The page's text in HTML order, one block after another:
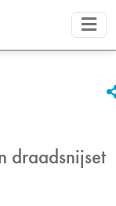
draadsnijset